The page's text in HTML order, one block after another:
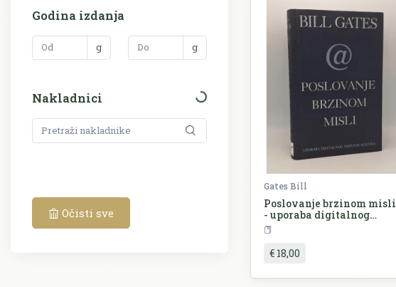
Godina izdanja
g g
Nakladnici
Očisti sve
Gates Bill
Poslovanje brzinom misli
- uporaba digitalnog
nervnog sustava
€ 18,00